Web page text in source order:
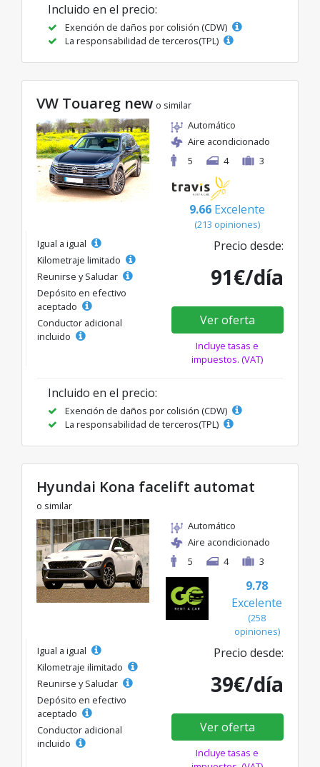
Incluido en el precio:
Exención de daños por colisión (CDW)
La responsabilidad de terceros(TPL)
VW Touareg new o similar
Automático
Aire acondicionado
5
4 3
9.66 Excelente
(213 opiniones)
Igual a igual
Kilometraje limitado
Reunirse y Saludar
Depósito en efectivo
aceptado
Conductor adicional
incluido
Precio desde:
91€/día
Ver oferta
Incluye tasas e
impuestos. (VAT)
Incluido en el precio:
Exención de daños por colisión (CDW)
La responsabilidad de terceros(TPL)
Hyundai Kona facelift automat
o similar
Automático
Aire acondicionado
5
4 3
9.78
Excelente
(258
opiniones)
Igual a igual
Kilometraje ilimitado
Reunirse y Saludar
Depósito en efectivo
aceptado
Conductor adicional
incluido
Precio desde:
39€/día
Ver oferta
Incluye tasas e